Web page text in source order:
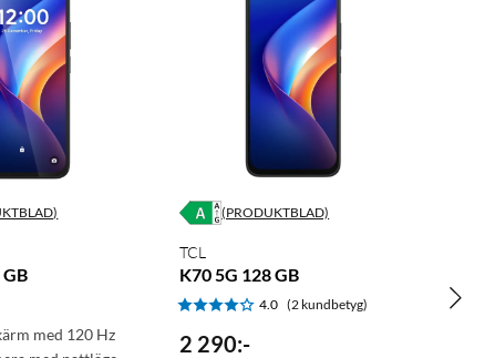
med 120 Hz
(PRODUKTBLAD)
TCL
K70 5G 128 GB
4.0 (2 kundbetyg)
2 290:-